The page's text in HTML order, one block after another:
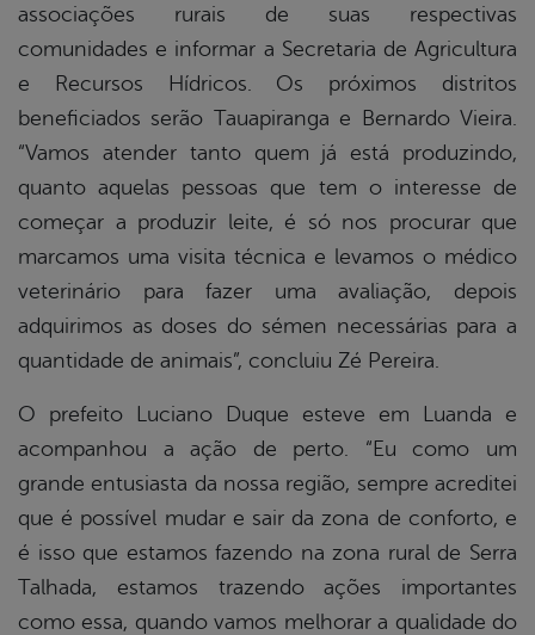
associações rurais de suas respectivas
comunidades e informar a Secretaria de Agricultura
e Recursos Hídricos. Os próximos distritos
beneficiados serão Tauapiranga e Bernardo Vieira.
“Vamos atender tanto quem já está produzindo,
quanto aquelas pessoas que tem o interesse de
começar a produzir leite, é só nos procurar que
marcamos uma visita técnica e levamos o médico
veterinário para fazer uma avaliação, depois
adquirimos as doses do sémen necessárias para a
quantidade de animais”, concluiu Zé Pereira.
O prefeito Luciano Duque esteve em Luanda e
acompanhou a ação de perto. “Eu como um
grande entusiasta da nossa região, sempre acreditei
que é possível mudar e sair da zona de conforto, e
é isso que estamos fazendo na zona rural de Serra
Talhada, estamos trazendo ações importantes
como essa, quando vamos melhorar a qualidade do